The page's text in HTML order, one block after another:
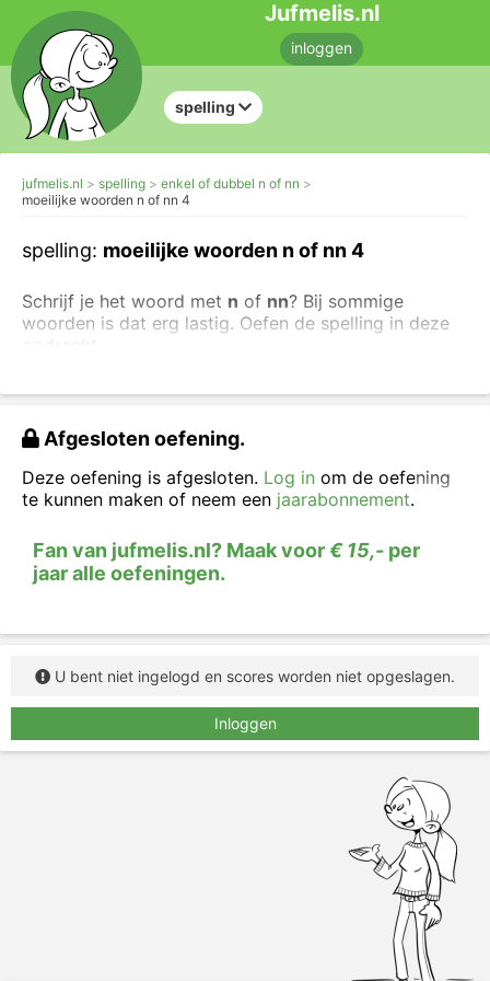
Jufmelis.nl
inloggen
spelling
jufmelis.nl spelling
enkel of dubbel n of nn
moeilijke woorden n of nn 4
spelling: moeilijke woorden n of nn 4
Schrijf je het woord met n of nn? Bij sommige
woorden is dat erg lastig. Oefen de spelling in deze
Kies n of nn en neem het hele woord over.
Afgesloten oefening.
Deze oefening is afgesloten. Log in om de oefening
te kunnen maken of neem een jaarabonnement.
Fan van jufmelis.nl? Maak voor€ 15,- per
jaar alle oefeningen.
U bent niet ingelogd en scores worden niet opgeslagen.
Inloggen